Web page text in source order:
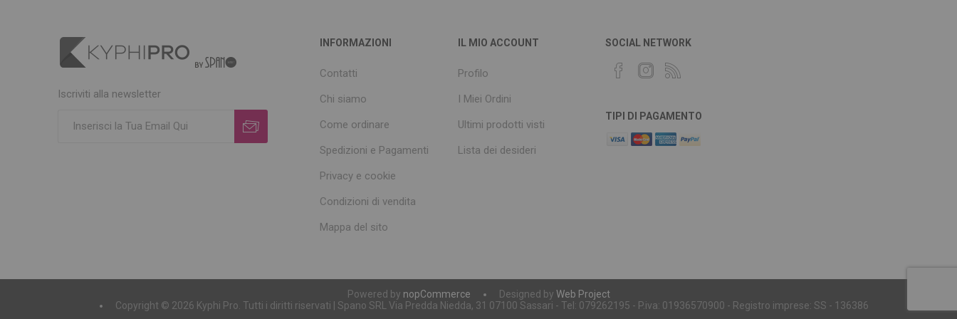
Iscriviti alla newsletter
INFORMAZIONI
Contatti
Chi siamo
Come ordinare
Spedizioni e Pagamenti
Privacy e cookie
Condizioni di vendita
Mappa del sito
IL MIO ACCOUNT
Profilo
I Miei Ordini
Ultimi prodotti visti
Lista dei desideri
SOCIAL NETWORK
TIPI DI PAGAMENTO
Powered by nopCommerce Designed by Web Project
Copyright © 2026 Kyphi Pro. Tutti i diritti riservati | Spano SRL Via Predda Niedda, 31 07100 Sassari - Tel: 079262195 - P.iva: 01936570900 - Registro imprese: SS - 136386